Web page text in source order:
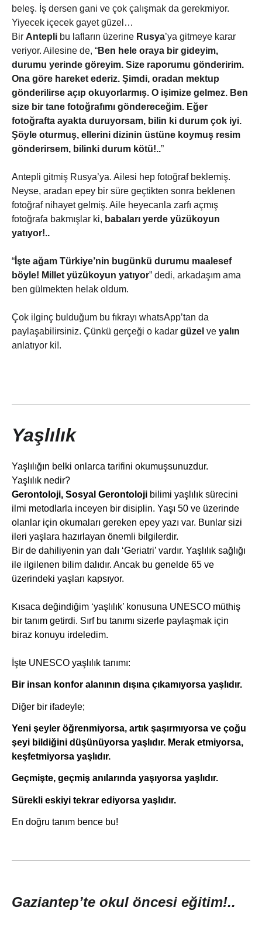
beleş. İş dersen gani ve çok çalışmak da gerekmiyor.
Yiyecek içecek gayet güzel…
Bir Antepli bu lafların üzerine Rusya’ya gitmeye karar
veriyor. Ailesine de, “Ben hele oraya bir gideyim,
durumu yerinde göreyim. Size raporumu gönderirim.
Ona göre hareket ederiz. Şimdi, oradan mektup
gönderilirse açıp okuyorlarmış. O işimize gelmez. Ben
size bir tane fotoğrafımı göndereceğim. Eğer
fotoğrafta ayakta duruyorsam, bilin ki durum çok iyi.
Şöyle oturmuş, ellerini dizinin üstüne koymuş resim
gönderirsem, bilinki durum kötü!..”
Antepli gitmiş Rusya’ya. Ailesi hep fotoğraf beklemiş.
Neyse, aradan epey bir süre geçtikten sonra beklenen
fotoğraf nihayet gelmiş. Aile heyecanla zarfı açmış
fotoğrafa bakmışlar ki, babaları yerde yüzükoyun
yatıyor!..
“ İşte ağam Türkiye’nin bugünkü durumu maalesef
böyle! Millet yüzükoyun yatıyor” dedi, arkadaşım ama
ben gülmekten helak oldum.
Çok ilginç bulduğum bu fıkrayı whatsApp’tan da
paylaşabilirsiniz. Çünkü gerçeği o kadar güzel ve yalın
anlatıyor ki!.
Yaşlılık
Yaşlılığın belki onlarca tarifini okumuşsunuzdur.
Yaşlılık nedir?
Gerontoloji, Sosyal Gerontoloji bilimi yaşlılık sürecini
ilmi metodlarla inceyen bir disiplin. Yaşı 50 ve üzerinde
olanlar için okumaları gereken epey yazı var. Bunlar sizi
ileri yaşlara hazırlayan önemli bilgilerdir.
Bir de dahiliyenin yan dalı ‘Geriatri’ vardır. Yaşlılık sağlığı
ile ilgilenen bilim dalıdır. Ancak bu genelde 65 ve
üzerindeki yaşları kapsıyor.
Kısaca değindiğim ‘yaşlılık’ konusuna UNESCO müthiş
bir tanım getirdi. Sırf bu tanımı sizerle paylaşmak için
biraz konuyu irdeledim.
İşte UNESCO yaşlılık tanımı:
Bir insan konfor alanının dışına çıkamıyorsa yaşlıdır.
Diğer bir ifadeyle;
Yeni şeyler öğrenmiyorsa, artık şaşırmıyorsa ve çoğu
şeyi bildiğini düşünüyorsa yaşlıdır. Merak etmiyorsa,
keşfetmiyorsa yaşlıdır.
Geçmişte, geçmiş anılarında yaşıyorsa yaşlıdır.
Sürekli eskiyi tekrar ediyorsa yaşlıdır.
En doğru tanım bence bu!
Gaziantep’te okul öncesi eğitim!..